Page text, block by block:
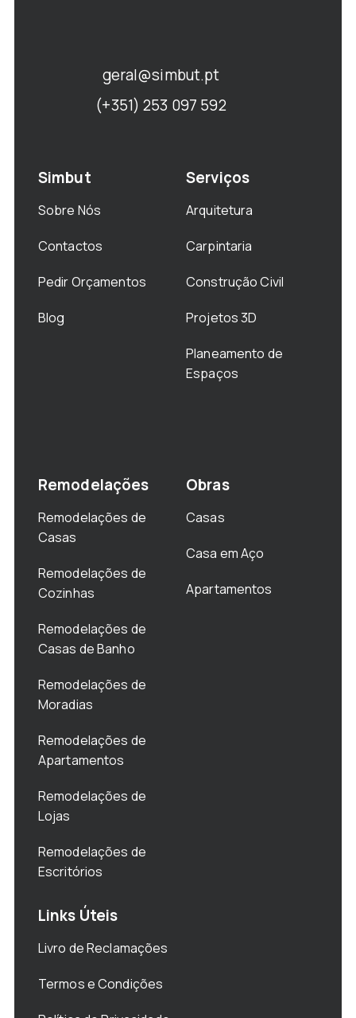
geral@simbut.pt
(+351) 253 097 592
Simbut
Sobre Nós
Contactos
Pedir Orçamentos
Blog
Serviços
Arquitetura
Carpintaria
Construção Civil
Projetos 3D
Planeamento de
Espaços
Remodelações
Remodelações de
Casas
Remodelações de
Cozinhas
Remodelações de
Casas de Banho
Remodelações de
Moradias
Remodelações de
Apartamentos
Remodelações de
Lojas
Remodelações de
Escritórios
Obras
Casas
Casa em Aço
Apartamentos
Links Úteis
Livro de Reclamações
Termos e Condições